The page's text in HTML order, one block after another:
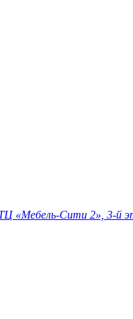
«Мебель-Сити 2», 3-й